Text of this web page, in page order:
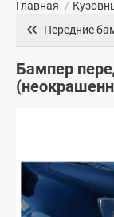
Главная /
Передние
Бампер